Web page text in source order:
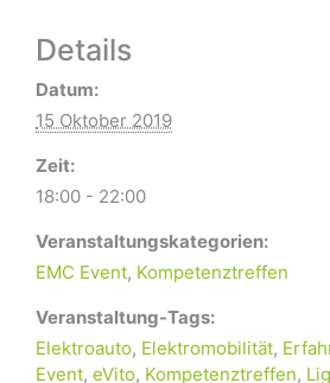
Details
Datum:
15 Oktober 2019
Zeit:
18:00 - 22:00
Veranstaltungskategorien:
EMC Event, Kompetenztreffen
Veranstaltung-Tags:
Elektroauto, Elektromobilität,
Event, eVito, Kompetenztreffen,